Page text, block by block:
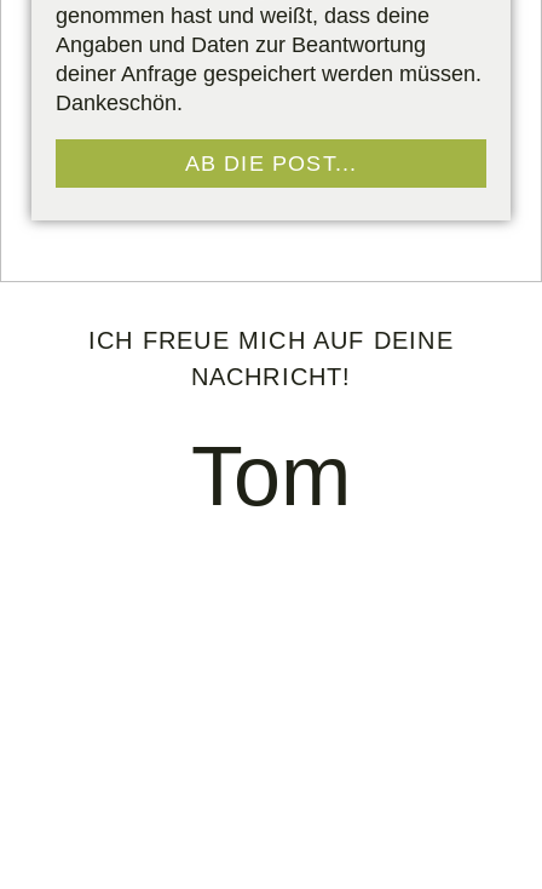
genommen hast und weißt, dass deine
Angaben und Daten zur Beantwortung
deiner Anfrage gespeichert werden müssen.
Dankeschön.
AB DIE POST...
ICH FREUE MICH AUF DEINE
NACHRICHT!
Tom